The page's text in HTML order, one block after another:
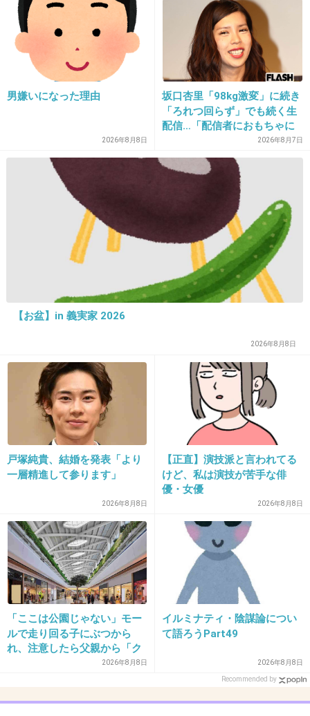
2018/07/16(月) 17:55:26
ソロばっかだし、グループでも全然テレビ出ないから何だ
-1
2018/07/16(月) 17:59:34
目頭の切れ込みが怖すぎて直視できない。
+30
38. 匿名2018/07/16(月) 18:04:44
本当だったら、みさちあ活動してたんだろう
ね。宇野ちゃん頑張って！
39. 匿名2018/07/16(月) 18:12:05
ねっとりした歌い方で苦手
+44
40. 匿名2018/07/16(月) 18:12:30
昨日LIVE行った！みんなほんとに美男美女で歌
うまかった
+75 -10
この方の目頭が気になります。
るのは無理」
男嫌いになった理由
2026年8月8日
坂口杏里「98kg激変」に続き
「ろれつ回らず」でも続く生
配信…「配信者におもちゃに
されてる」知人は懸念表明
2026年8月7日
【お盆】in 義実家 2026
2026年8月8日
戸塚純貴、結婚を発表「より
一層精進して参ります」
2026年8月8日
【正直】演技派と言われてる
けど、私は演技が苦手な俳
優・女優
2026年8月8日
「ここは公園じゃない」モー
ルで走り回る子にぶつから
れ、注意したら父親から「ク
ソババア」の暴言。「子ども
2026年8月8日
イルミナティ・陰謀論につい
て語ろうPart49
2026年8月8日
Recommended by